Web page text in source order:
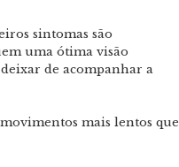
sintomas são
uma ótima visão
de acompanhar a
mais lentos que